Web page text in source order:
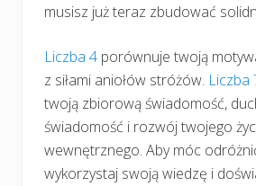
musisz już teraz zbudować
Liczba 4 porównuje twoją
z siłami aniołów stróżów. Liczba
twoją zbiorową świadomość,
świadomość i rozwój twojego
wewnętrznego. Aby móc
wykorzystaj swoją wiedzę i